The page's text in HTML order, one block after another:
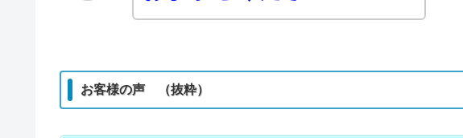
お客様の声 （抜粋）